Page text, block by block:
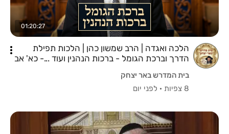
01:20:27
הלכה ואגדה | הרב שמשון כהן | הלכות תפילת
הדרך וברכת הגומל - ברכות הנהנין ועוד ...- כא' אב
בית המדרש באר יצחק
8 צפיות
· לפני יום